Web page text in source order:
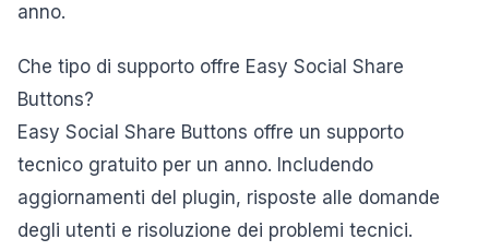
anno.
Che tipo di supporto offre Easy Social Share
Buttons?
Easy Social Share Buttons offre un supporto
tecnico gratuito per un anno. Includendo
aggiornamenti del plugin, risposte alle domande
degli utenti e risoluzione dei problemi tecnici.